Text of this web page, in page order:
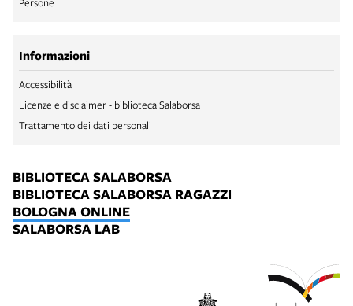
Informazioni
Accessibilità
Licenze e disclaimer - biblioteca Salaborsa
Trattamento dei dati personali
BIBLIOTECA SALABORSA
BIBLIOTECA SALABORSA RAGAZZI
BOLOGNA ONLINE
SALABORSA LAB